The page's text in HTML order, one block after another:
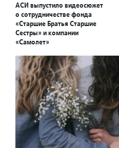
АСИ выпустило видеосюжет
о сотрудничестве фонда
«Старшие Братья Старшие
Сестры» и компании
«Самолет»